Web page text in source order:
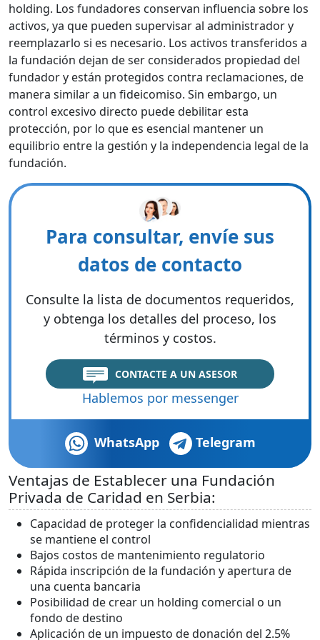
holding. Los fundadores conservan influencia sobre los
activos, ya que pueden supervisar al administrador y
reemplazarlo si es necesario. Los activos transferidos a
la fundación dejan de ser considerados propiedad del
fundador y están protegidos contra reclamaciones, de
manera similar a un fideicomiso. Sin embargo, un
control excesivo directo puede debilitar esta
protección, por lo que es esencial mantener un
equilibrio entre la gestión y la independencia legal de la
fundación.
Para consultar, envíe sus
datos de contacto
Consulte la lista de documentos requeridos,
y obtenga los detalles del proceso, los
términos y costos.
CONTACTE A UN ASESOR
Hablemos por messenger
WhatsApp Telegram
Ventajas de Establecer una Fundación
Privada de Caridad en Serbia:
Capacidad de proteger la confidencialidad mientras
se mantiene el control
Bajos costos de mantenimiento regulatorio
Rápida inscripción de la fundación y apertura de
una cuenta bancaria
Posibilidad de crear un holding comercial o un
fondo de destino
Aplicación de un impuesto de donación del 2.5%